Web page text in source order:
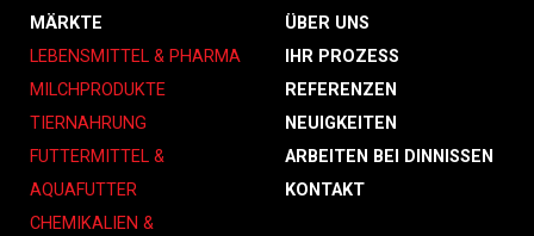
MÄRKTE
LEBENSMITTEL & PHARMA
MILCHPRODUKTE
TIERNAHRUNG
FUTTERMITTEL &
AQUAFUTTER
CHEMIKALIEN &
ÜBER UNS
IHR PROZESS
REFERENZEN
NEUIGKEITEN
ARBEITEN BEI DINNISSEN
KONTAKT